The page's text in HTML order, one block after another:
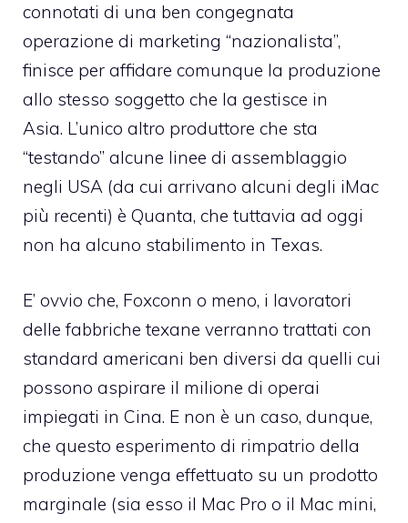
connotati di una ben congegnata
operazione di marketing “nazionalista”,
finisce per affidare comunque la produzione
allo stesso soggetto che la gestisce in
Asia. L’unico altro produttore che sta
“testando” alcune linee di assemblaggio
negli USA (da cui arrivano alcuni degli iMac
più recenti) è Quanta, che tuttavia ad oggi
non ha alcuno stabilimento in Texas.
E’ ovvio che, Foxconn o meno, i lavoratori
delle fabbriche texane verranno trattati con
standard americani ben diversi da quelli cui
possono aspirare il milione di operai
impiegati in Cina. E non è un caso, dunque,
che questo esperimento di rimpatrio della
produzione venga effettuato su un prodotto
marginale (sia esso il Mac Pro o il Mac mini,